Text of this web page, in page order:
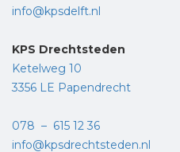
info@kpsdelft.nl
KPS Drechtsteden
Ketelweg 10
3356 LE Papendrecht
078 – 615 12 36
info@kpsdrechtsteden.nl